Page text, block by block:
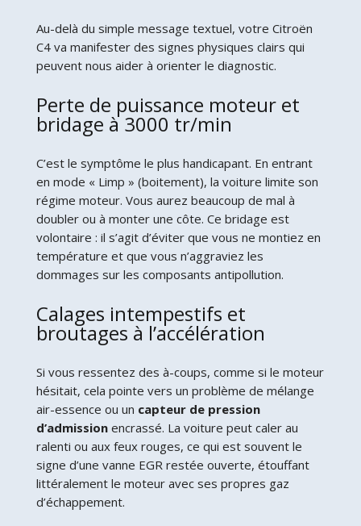
Au-delà du simple message textuel, votre Citroën
C4 va manifester des signes physiques clairs qui
peuvent nous aider à orienter le diagnostic.
Perte de puissance moteur et
bridage à 3000 tr/min
C’est le symptôme le plus handicapant. En entrant
en mode « Limp » (boitement), la voiture limite son
régime moteur. Vous aurez beaucoup de mal à
doubler ou à monter une côte. Ce bridage est
volontaire : il s’agit d’éviter que vous ne montiez en
température et que vous n’aggraviez les
dommages sur les composants antipollution.
Calages intempestifs et
broutages à l’accélération
Si vous ressentez des à-coups, comme si le moteur
hésitait, cela pointe vers un problème de mélange
air-essence ou un capteur de pression
d’admissionencrassé. La voiture peut caler au
ralenti ou aux feux rouges, ce qui est souvent le
signe d’une vanne EGR restée ouverte, étouffant
littéralement le moteur avec ses propres gaz
d’échappement.